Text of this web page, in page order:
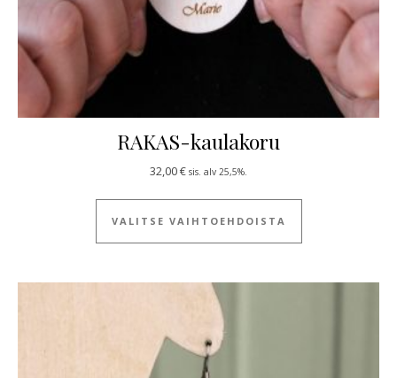
RAKAS-kaulakoru
32,00€ sis. alv 25,5%.
VALITSE VAIHTOEHDOISTA
Tällä tuotteella